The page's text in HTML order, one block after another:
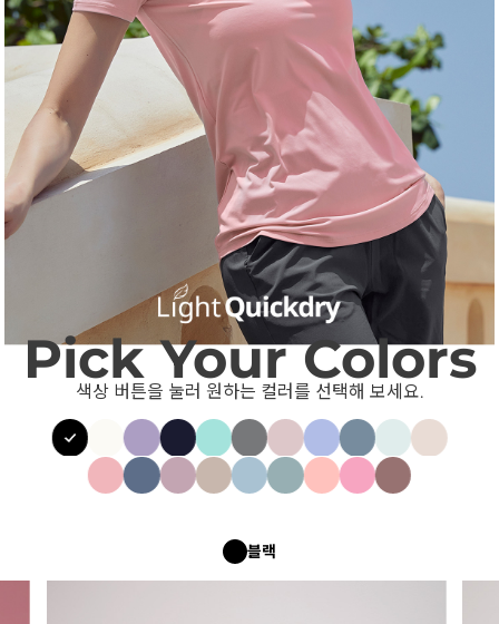
Pick Your Colors
색상 버튼을 눌러 원하는 컬러를 선택해 보세요.
블랙